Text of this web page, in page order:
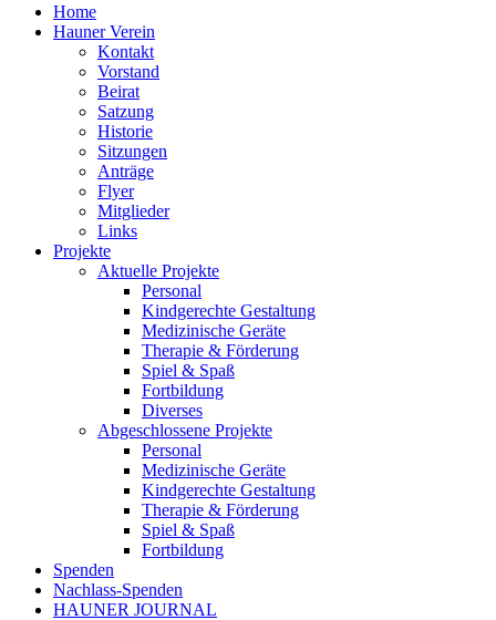
Home
Hauner Verein
Kontakt
Vorstand
Beirat
Satzung
Historie
Sitzungen
Anträge
Flyer
Mitglieder
Links
Projekte
Aktuelle Projekte
Personal
Kindgerechte Gestaltung
Medizinische Geräte
Therapie & Förderung
Spiel & Spaß
Fortbildung
Diverses
Abgeschlossene Projekte
Personal
Medizinische Geräte
Kindgerechte Gestaltung
Therapie & Förderung
Spiel & Spaß
Fortbildung
Spenden
Nachlass-Spenden
HAUNER JOURNAL